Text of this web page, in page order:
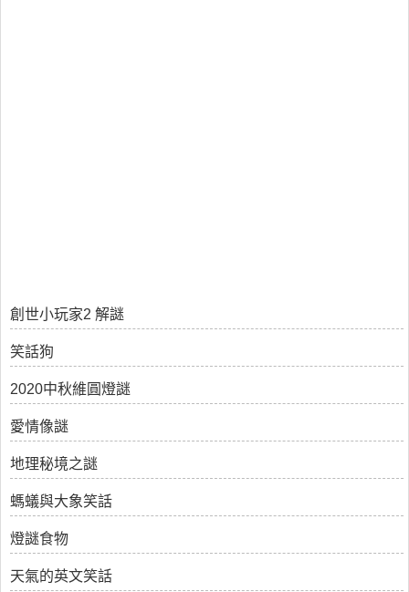
創世小玩家2 解謎
笑話狗
2020中秋維圓燈謎
愛情像謎
地理秘境之謎
螞蟻與大象笑話
燈謎食物
天氣的英文笑話